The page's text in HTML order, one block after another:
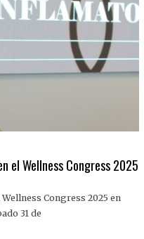
el Wellness Congress 2025
Congress 2025 en
31 de